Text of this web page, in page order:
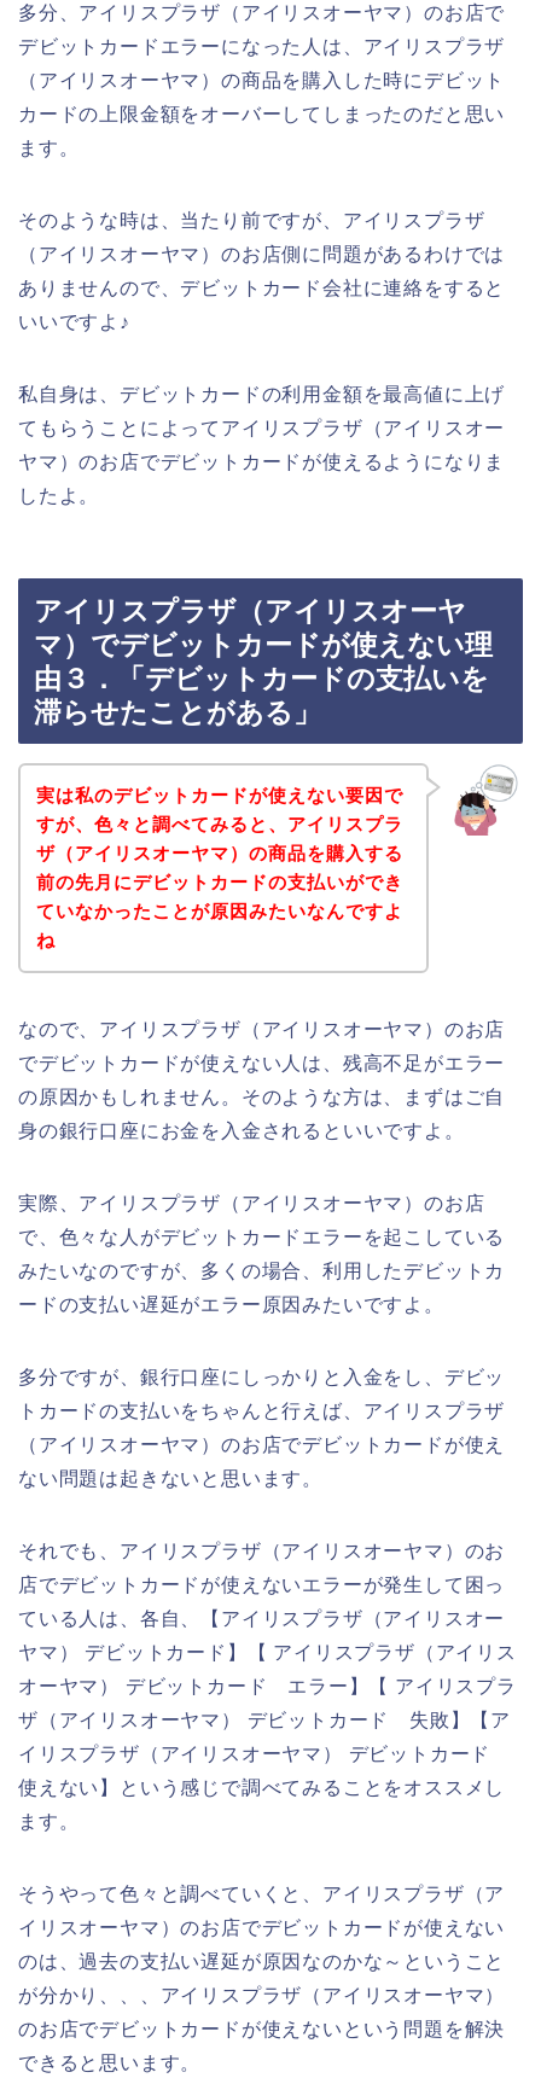
多分、アイリスプラザ（アイリスオーヤマ）のお店で
デビットカードエラーになった人は、アイリスプラザ
（アイリスオーヤマ）の商品を購入した時にデビット
カードの上限金額をオーバーしてしまったのだと思い
ます。
そのような時は、当たり前ですが、アイリスプラザ
（アイリスオーヤマ）のお店側に問題があるわけでは
ありませんので、デビットカード会社に連絡をすると
いいですよ♪
私自身は、デビットカードの利用金額を最高値に上げ
てもらうことによってアイリスプラザ（アイリスオー
ヤマ）のお店でデビットカードが使えるようになりま
したよ。
アイリスプラザ（アイリスオーヤ
マ）でデビットカードが使えない理
由３．「デビットカードの支払いを
滞らせたことがある」
実は私のデビットカードが使えない要因で
すが、色々と調べてみると、アイリスプラ
ザ（アイリスオーヤマ）の商品を購入する
前の先月にデビットカードの支払いができ
ていなかったことが原因みたいなんですよ
ね
なので、アイリスプラザ（アイリスオーヤマ）のお店
でデビットカードが使えない人は、残高不足がエラー
の原因かもしれません。そのような方は、まずはご自
身の銀行口座にお金を入金されるといいですよ。
実際、アイリスプラザ（アイリスオーヤマ）のお店
で、色々な人がデビットカードエラーを起こしている
みたいなのですが、多くの場合、利用したデビットカ
ードの支払い遅延がエラー原因みたいですよ。
多分ですが、銀行口座にしっかりと入金をし、デビッ
トカードの支払いをちゃんと行えば、アイリスプラザ
（アイリスオーヤマ）のお店でデビットカードが使え
ない問題は起きないと思います。
それでも、アイリスプラザ（アイリスオーヤマ）のお
店でデビットカードが使えないエラーが発生して困っ
ている人は、各自、【アイリスプラザ（アイリスオー
ヤマ） デビットカード】【 アイリスプラザ（アイリス
オーヤマ） デビットカード エラー】【 アイリスプラ
ザ（アイリスオーヤマ） デビットカード 失敗】【ア
イリスプラザ（アイリスオーヤマ） デビットカード
使えない】という感じで調べてみることをオススメし
ます。
そうやって色々と調べていくと、アイリスプラザ（ア
イリスオーヤマ）のお店でデビットカードが使えない
のは、過去の支払い遅延が原因なのかな～ということ
が分かり、、、アイリスプラザ（アイリスオーヤマ）
のお店でデビットカードが使えないという問題を解決
できると思います。